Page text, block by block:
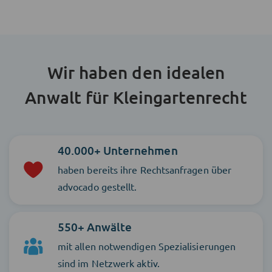
Wir haben den idealen
Anwalt für Kleingartenrecht
40.000+ Unternehmen
haben bereits ihre Rechtsanfragen über
advocado gestellt.
550+ Anwälte
mit allen notwendigen Spezialisierungen
sind im Netzwerk aktiv.